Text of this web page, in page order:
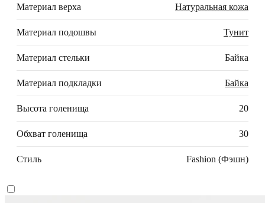
Материал верха Натуральная кожа
Материал подошвы Тунит
Материал стельки Байка
Материал подкладки Байка
Высота голенища 20
Обхват голенища 30
Стиль Fashion (Фэшн)